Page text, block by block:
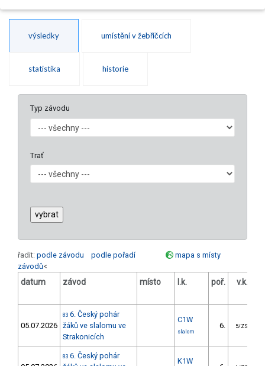
výsledky umístění v žebříčcích
statistika historie
Typ závodu
Trať
řadit: podle závodu podle pořadí
mapa s místy
závodů<
datum závod místo l.k. poř. v.k.
05.07.2026
83 6. Český pohár
žáků ve slalomu ve
Strakonicích
C1W
slalom
6. 5/ZS
83 6. Český pohár
K1W